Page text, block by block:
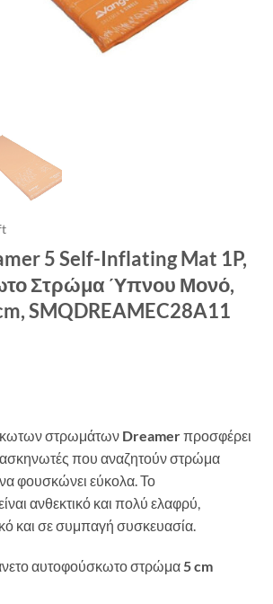
5 Self-Inflating Mat 1P,
Στρώμα Ύπνου Μονό,
SMQDREAMEC28A11
στρωμάτων Dreamerπροσφέρει
που αναζητούν στρώμα
φουσκώνει εύκολα. Το
ανθεκτικό και πολύ ελαφρύ,
και σε συμπαγή συσκευασία.
αυτοφούσκωτο στρώμα5 cm